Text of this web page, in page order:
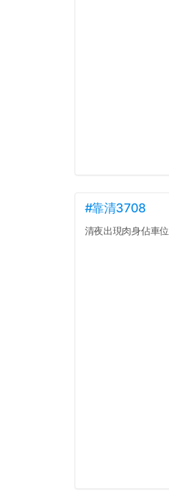
#靠清3708
清夜出現肉身佔車